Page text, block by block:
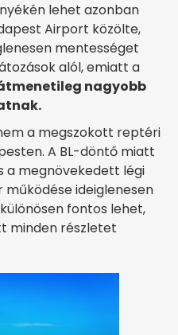
lehet azonban
Airport közölte,
mentességet
alól, emiatt a
nagyobb
a megszokott reptéri
A BL-döntő miatt
a megnövekedett légi
ideiglenesen
fontos lehet,
minden részletet